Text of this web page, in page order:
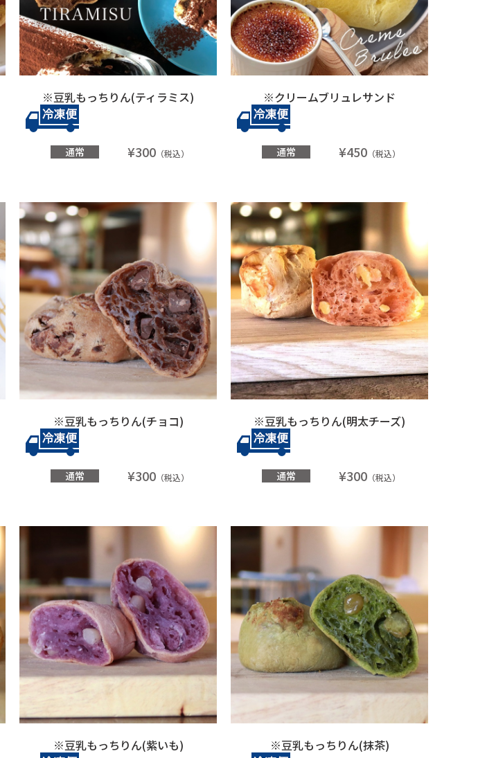
※豆乳もっちりん(ティラミス)
通常 ¥300 （税込）
※クリームブリュレサンド
通常 ¥450 （税込）
※豆乳もっちりん(チョコ)
通常 ¥300 （税込）
※豆乳もっちりん(明太チーズ)
通常 ¥300 （税込）
※豆乳もっちりん(紫いも) ※豆乳もっちりん(抹茶)